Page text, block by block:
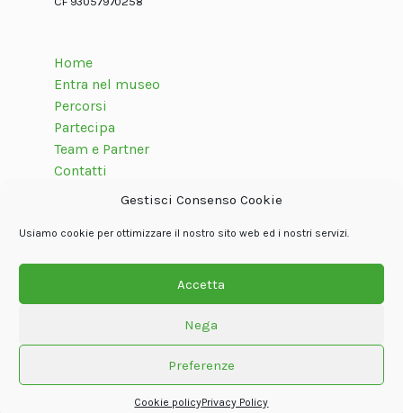
Gestisci Consenso Cookie
Usiamo cookie per ottimizzare il nostro sito web ed i nostri servizi.
Accetta
Nega
Preferenze
Cookie policyPrivacy Policy
Home
Entra nel museo
Percorsi
Partecipa
Team e Partner
Contatti
Seguici su
© Associazione internazionale Dolom.it
Powered byOxjno